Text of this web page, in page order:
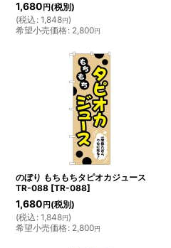
1,680 円 (税別)
(税込 : 1,848円)
希望小売価格: 2,800円
のぼり もちもちタピオカジュース
TR-088 [TR-088]
1,680 円 (税別)
(税込 : 1,848円)
希望小売価格: 2,800円